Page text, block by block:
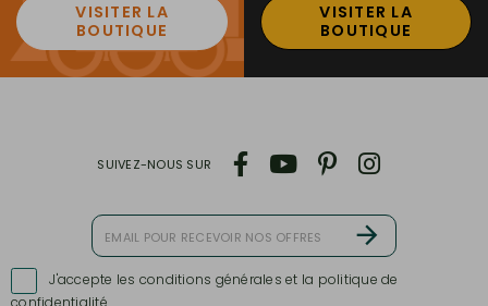
VISITER LA
BOUTIQUE
VISITER LA
BOUTIQUE
J'accepte les conditions générales et la politique de
confidentialité
SUIVEZ-NOUS SUR